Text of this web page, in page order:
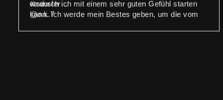
wodurch ich mit einem sehr guten Gefühl starten
kann. Ich werde mein Bestes geben, um die vom
#transfer
@o.k.7